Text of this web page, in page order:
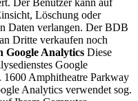
Löschung oder
Daten verlangen. Der BDB
Dritte verkaufen noch
Google Analytics Diese
Google
Amphitheatre Parkway
Analytics verwendet sog.